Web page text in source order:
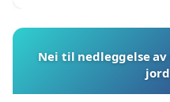
Nei til nedleggelse